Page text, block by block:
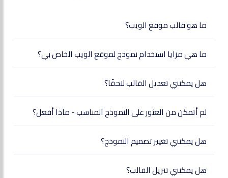
ما هو قالب موقع الويب؟
ما هي مزايا استخدام نموذج لموقع الويب الخاص بي؟
هل يمكنني تعديل القالب لاحقًا؟
لم أتمكن من العثور على النموذج المناسب - ماذا أفعل؟
هل يمكنني تغيير تصميم النموذج؟
هل يمكنني تنزيل القالب؟